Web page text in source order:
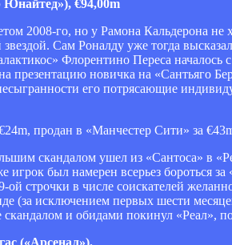
€94,00m
2008-го, но у Рамона Кальдерона не
Сам Роналду уже тогда
Флорентино Переса
презентацию новичка на «Сантьяго
его потрясающие
продан в «Манчестер Сити» за
скандалом ушел из «Сантоса» в
был намерен всерьез бороться за
строчки в числе соискателей
(за исключением первых шести
и обидами покинул «Реал»,
(«Арсенал»).